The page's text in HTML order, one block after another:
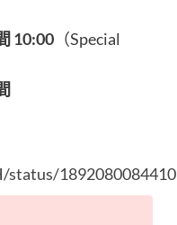
10:00（Special